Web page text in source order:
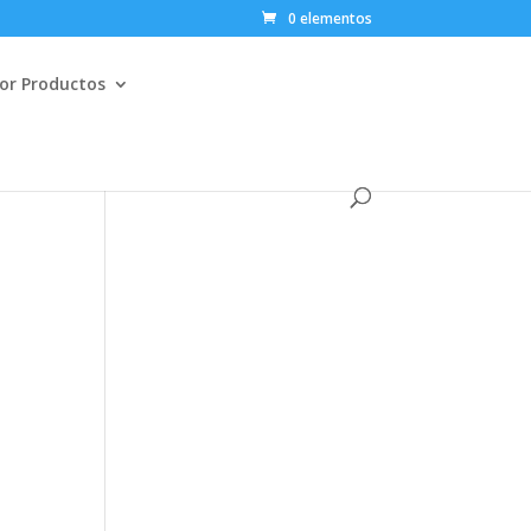
0 elementos
Productos